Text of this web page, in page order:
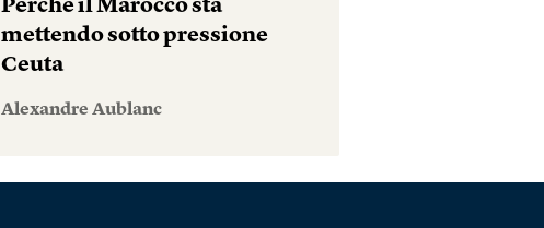
Perché il Marocco sta
mettendo sotto pressione
Ceuta
Alexandre Aublanc